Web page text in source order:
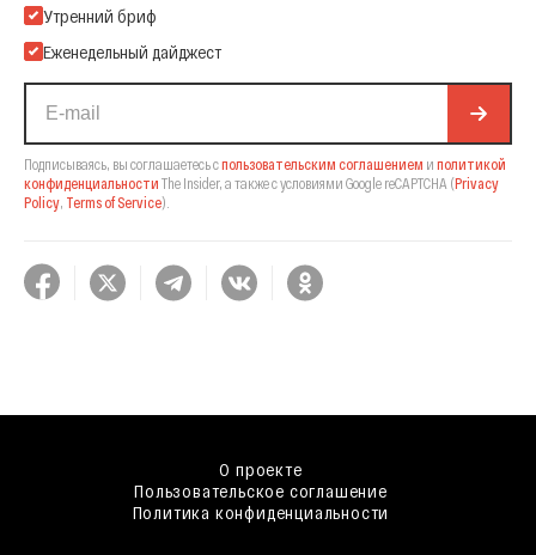
Подпишитесь на нашу Email-рассылку
Утренний бриф
Еженедельный дайджест
Подписываясь, вы соглашаетесь спользовательским соглашением и политикой
конфиденциальности The Insider, а также с условиями Google reCAPTCHA (Privacy
Policy Terms of Service).
О проекте
Пользовательское соглашение
Политика конфиденциальности